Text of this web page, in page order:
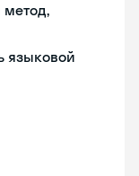
языковой